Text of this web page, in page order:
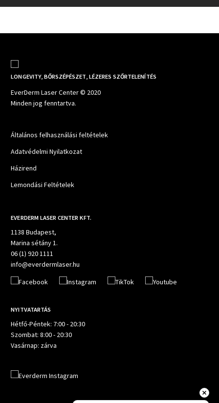
LONGEVITY, BŐRSZÉPÉSZET, LÉZERES SZŐRTELENÍTÉS
EverDerm Laser Center © 2020
Minden jog fenntartva.
Általános felhasználási feltételek
Adatvédelmi Nyilatkozat
Házirend
Lemondási Feltételek
EVERDERM LASER CENTER KFT.
1138 Budapest,
Marina sétány 1.
06 (1) 920 1111
info@everdermlaser.hu
NYITVATARTÁS
Hétfő-Péntek: 7:00 - 20:30
Szombat: 8:00 - 20:30
Vasárnap: zárva